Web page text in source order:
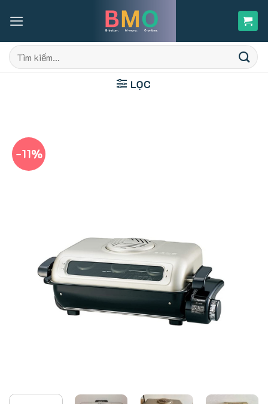
Tìm
kiếm:
LỌC
-11%